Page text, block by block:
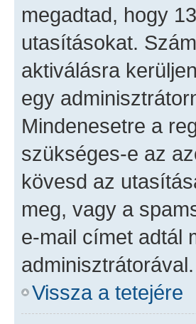
megadtad, hogy
utasításokat.
aktiválásra
egy
Mindenesetre a
szükséges-e az
kövesd az
meg, vagy a
e-mail címet adtál
adminisztrátorával.
Vissza a tetejére